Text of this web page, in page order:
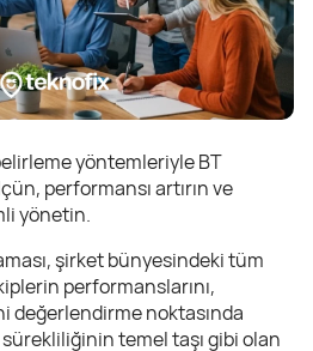
yöntemleriyle BT
performansı artırın ve
yönetin.
şirket bünyesindeki tüm
performanslarını,
değerlendirme noktasında
temel taşı gibi olan